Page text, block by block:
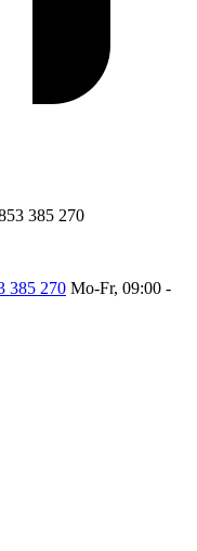
385 270
385 270 Mo-Fr, 09:00 -